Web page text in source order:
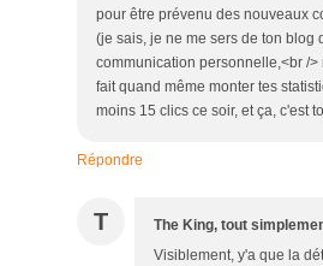
pour être prévenu des nouveaux
(je sais, je ne me sers de ton blog
communication personnelle,<br /
fait quand même monter tes
moins 15 clics ce soir, et ça, c'est
Répondre
T The King, tout
Visiblement, y'a que la